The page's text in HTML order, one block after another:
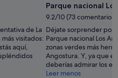
de La
visitados:
aquí,
Parque nacional
9.2/10 (73 comentarios)
Déjate sorprender por
Parque nacional Los
zonas verdes más
Angostura. Y, ya que
deberías admirar los
Leer menos